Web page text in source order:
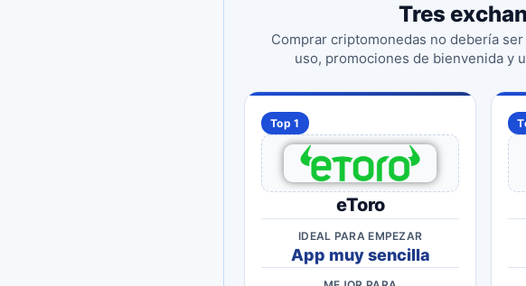
Tres
Comprar criptomonedas no debería
uso, promociones de bienvenida y
Top 1
eToro
IDEAL PARA EMPEZAR
App muy sencilla